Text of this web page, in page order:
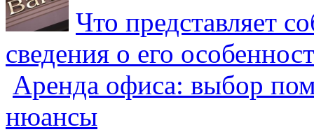
Что представляет
сведения о его
Аренда офиса: выбор
нюансы